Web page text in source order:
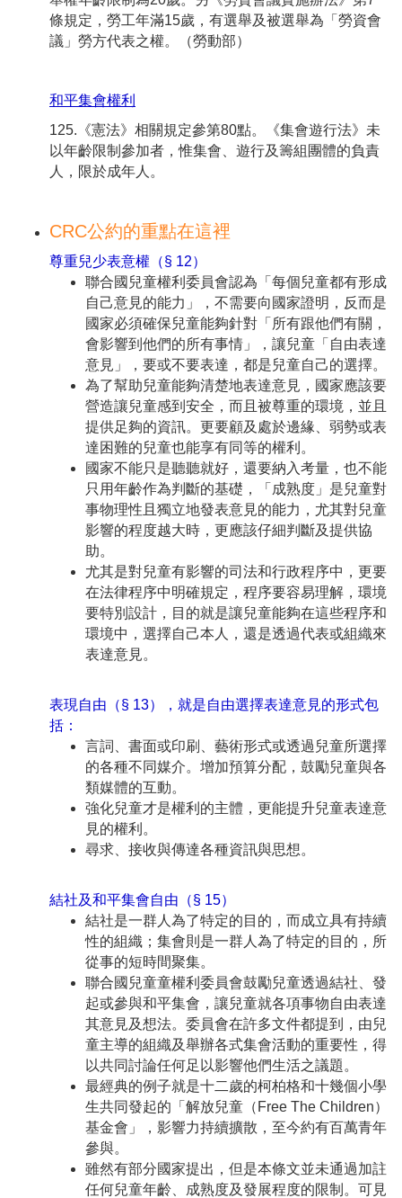
條規定，勞工年滿15歲，有選舉及被選舉為「勞資會
議」勞方代表之權。（勞動部）
和平集會權利
125.《憲法》相關規定參第80點。《集會遊行法》未
以年齡限制參加者，惟集會、遊行及籌組團體的負責
人，限於成年人。
CRC公約的重點在這裡
尊重兒少表意權（§ 12）
聯合國兒童權利委員會認為「每個兒童都有形成
自己意見的能力」，不需要向國家證明，反而是
國家必須確保兒童能夠針對「所有跟他們有關，
會影響到他們的所有事情」，讓兒童「自由表達
意見」，要或不要表達，都是兒童自己的選擇。
為了幫助兒童能夠清楚地表達意見，國家應該要
營造讓兒童感到安全，而且被尊重的環境，並且
提供足夠的資訊。更要顧及處於邊緣、弱勢或表
達困難的兒童也能享有同等的權利。
國家不能只是聽聽就好，還要納入考量，也不能
只用年齡作為判斷的基礎，「成熟度」是兒童對
事物理性且獨立地發表意見的能力，尤其對兒童
影響的程度越大時，更應該仔細判斷及提供協
助。
尤其是對兒童有影響的司法和行政程序中，更要
在法律程序中明確規定，程序要容易理解，環境
要特別設計，目的就是讓兒童能夠在這些程序和
環境中，選擇自己本人，還是透過代表或組織來
表達意見。
表現自由（§ 13），就是自由選擇表達意見的形式包
括：
言詞、書面或印刷、藝術形式或透過兒童所選擇
的各種不同媒介。增加預算分配，鼓勵兒童與各
類媒體的互動。
強化兒童才是權利的主體，更能提升兒童表達意
見的權利。
尋求、接收與傳達各種資訊與思想。
結社及和平集會自由（§ 15）
結社是一群人為了特定的目的，而成立具有持續
性的組織；集會則是一群人為了特定的目的，所
從事的短時間聚集。
聯合國兒童童權利委員會鼓勵兒童透過結社、發
起或參與和平集會，讓兒童就各項事物自由表達
其意見及想法。委員會在許多文件都提到，由兒
童主導的組織及舉辦各式集會活動的重要性，得
以共同討論任何足以影響他們生活之議題。
最經典的例子就是十二歲的柯柏格和十幾個小學
生共同發起的「解放兒童（Free The Children）
基金會」，影響力持續擴散，至今約有百萬青年
參與。
雖然有部分國家提出，但是本條文並未通過加註
任何兒童年齡、成熟度及發展程度的限制。可見